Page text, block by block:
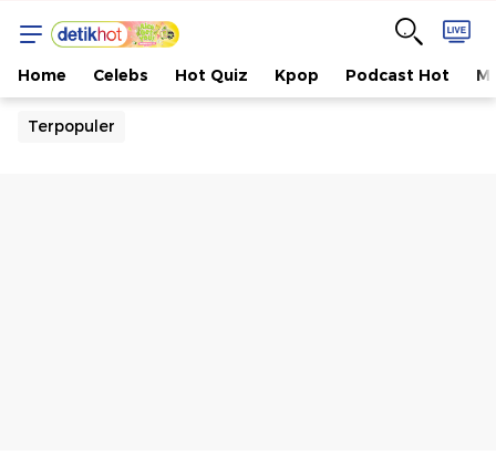
Home Celebs Hot Quiz Kpop Podcast Hot
Terpopuler